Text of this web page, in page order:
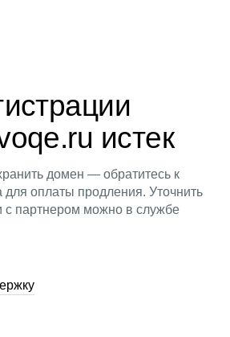
истек
домен — обратитесь к
для оплаты продления. Уточнить
с партнером можно в службе